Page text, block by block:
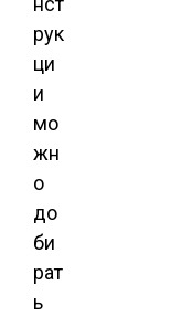
рук
ци
и
мо
жн
о
до
би
рат
ь